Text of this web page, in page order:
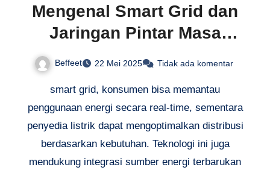
Mengenal Smart Grid dan
Jaringan Pintar Masa
Depan
Beffeet 22 Mei 2025 Tidak ada komentar
smart grid, konsumen bisa memantau
penggunaan energi secara real-time, sementara
penyedia listrik dapat mengoptimalkan distribusi
berdasarkan kebutuhan. Teknologi ini juga
mendukung integrasi sumber energi terbarukan